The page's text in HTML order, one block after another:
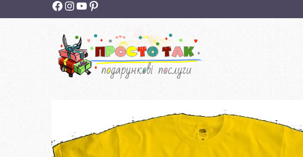
Facebook
Instagram
YouTube
Pinterest